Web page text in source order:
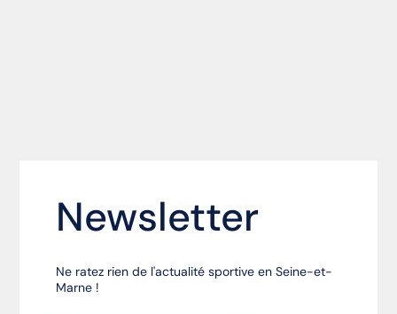
Newsletter
Ne ratez rien de l'actualité sportive en Seine-et-
Marne !